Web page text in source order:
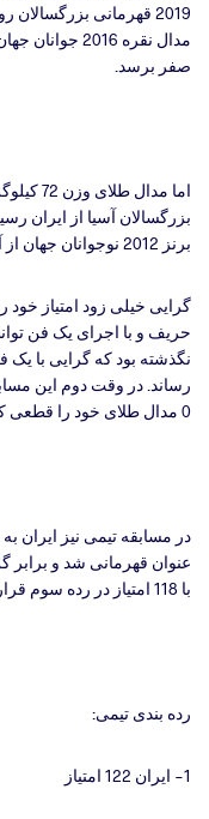
2019 قهرمانی
صفر برسد.
بزرگسالان آسیا از ایران
برنز 2012 نوجوانان جهان از آذربایجان را مغلوب کند.
گرایی خیلی زود امتیاز خود
0 مدال طلای خود را قطعی کرد.
با 118 امتیاز در رده سوم قرار گرفت.
رده بندی تیمی:
1- ایران 122 امتیاز